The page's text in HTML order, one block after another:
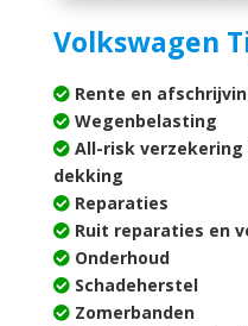
Volkswagen
Rente en
Wegenbelasting
All-risk
dekking
Reparaties
Ruit reparaties en
Onderhoud
Schadeherstel
Zomerbanden